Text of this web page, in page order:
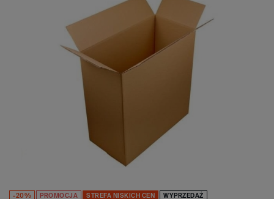
-20% PROMOCJA STREFA NISKICH CEN WYPRZEDAŻ